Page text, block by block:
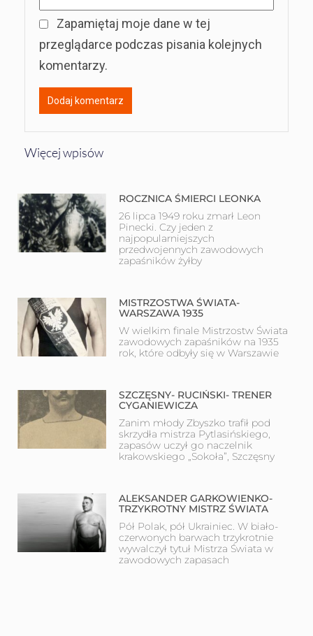
Zapamiętaj moje dane w tej
przeglądarce podczas pisania kolejnych
komentarzy.
Więcej wpisów
ROCZNICA ŚMIERCI LEONKA
26 lipca 1949 roku zmarł Leon
Pinecki. Czy jeden z
najpopularniejszych
przedwojennych zawodowych
zapaśników żyłby
MISTRZOSTWA ŚWIATA-
WARSZAWA 1935
W wielkim finale Mistrzostw Świata
zawodowych zapaśników na 1935
rok, które odbyły się w Warszawie
SZCZĘSNY- RUCIŃSKI- TRENER
CYGANIEWICZA
Zanim młody Zbyszko trafił pod
skrzydła mistrza Pytlasińskiego,
zapasów uczył go naczelnik
krakowskiego „Sokoła”, Szczęsny
ALEKSANDER GARKOWIENKO-
TRZYKROTNY MISTRZ ŚWIATA
Pół Polak, pół Ukrainiec. W biało-
czerwonych barwach trzykrotnie
wywalczył tytuł Mistrza Świata w
zawodowych zapasach